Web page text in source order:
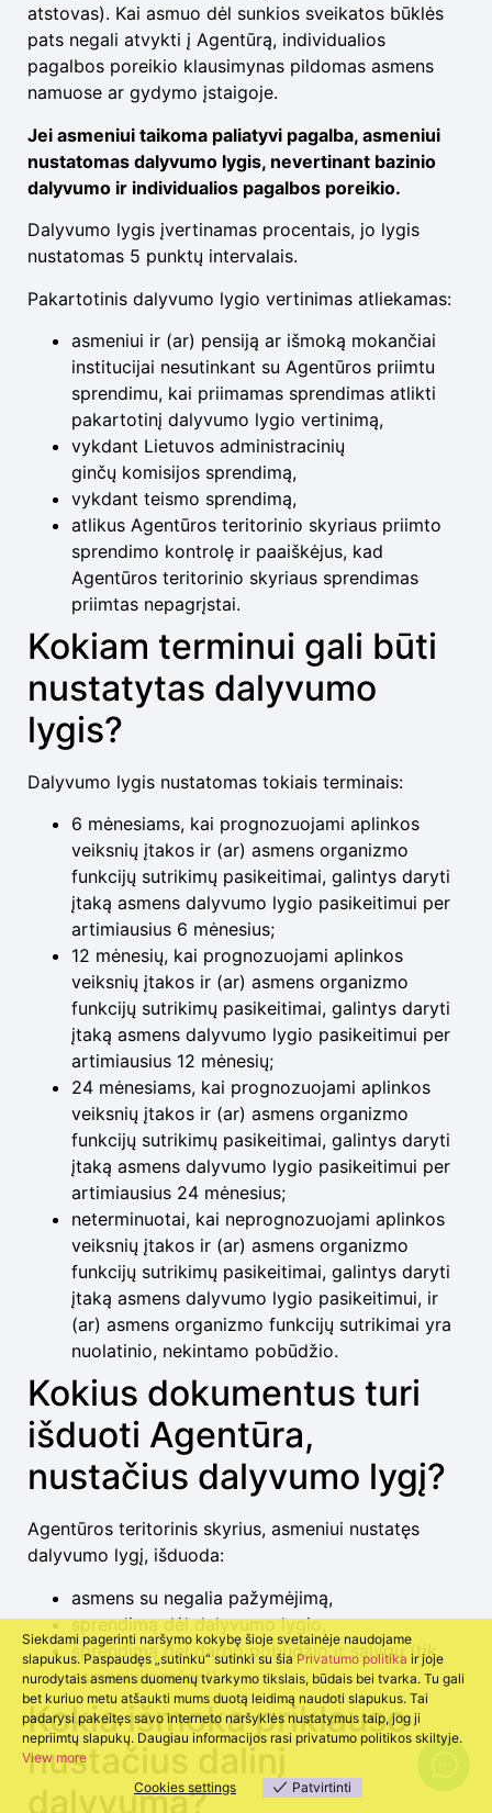
atstovas). Kai asmuo dėl sunkios sveikatos būklės
pats negali atvykti į Agentūrą, individualios
pagalbos poreikio klausimynas pildomas asmens
namuose ar gydymo įstaigoje.
Jei asmeniui taikoma paliatyvi pagalba, asmeniui
nustatomas dalyvumo lygis, nevertinant bazinio
dalyvumo ir individualios pagalbos poreikio.
Dalyvumo lygis įvertinamas procentais, jo lygis
nustatomas 5 punktų intervalais.
Pakartotinis dalyvumo lygio vertinimas atliekamas:
asmeniui ir (ar) pensiją ar išmoką mokančiai
institucijai nesutinkant su Agentūros priimtu
sprendimu, kai priimamas sprendimas atlikti
pakartotinį dalyvumo lygio vertinimą,
vykdant Lietuvos administracinių
ginčų komisijos sprendimą,
vykdant teismo sprendimą,
atlikus Agentūros teritorinio skyriaus priimto
sprendimo kontrolę ir paaiškėjus, kad
Agentūros teritorinio skyriaus sprendimas
priimtas nepagrįstai.
Kokiam terminui gali būti
nustatytas dalyvumo
lygis?
Dalyvumo lygis nustatomas tokiais terminais:
6 mėnesiams, kai prognozuojami aplinkos
veiksnių įtakos ir (ar) asmens organizmo
funkcijų sutrikimų pasikeitimai, galintys daryti
įtaką asmens dalyvumo lygio pasikeitimui per
artimiausius 6 mėnesius;
12 mėnesių, kai prognozuojami aplinkos
veiksnių įtakos ir (ar) asmens organizmo
funkcijų sutrikimų pasikeitimai, galintys daryti
įtaką asmens dalyvumo lygio pasikeitimui per
artimiausius 12 mėnesių;
24 mėnesiams, kai prognozuojami aplinkos
veiksnių įtakos ir (ar) asmens organizmo
funkcijų sutrikimų pasikeitimai, galintys daryti
įtaką asmens dalyvumo lygio pasikeitimui per
artimiausius 24 mėnesius;
neterminuotai, kai neprognozuojami aplinkos
veiksnių įtakos ir (ar) asmens organizmo
funkcijų sutrikimų pasikeitimai, galintys daryti
įtaką asmens dalyvumo lygio pasikeitimui, ir
(ar) asmens organizmo funkcijų sutrikimai yra
nuolatinio, nekintamo pobūdžio.
Kokius dokumentus turi
išduoti Agentūra,
nustačius dalyvumo lygį?
Agentūros teritorinis skyrius, asmeniui nustatęs
dalyvumo lygį, išduoda:
asmens su negalia pažymėjimą,
sprendimą dėl dalyvumo lygio,
sprendimą dėl darbo pobūdžio ir sąlygų (tik
asmeniui prašant).
Kokia išmoka priklauso
nustačius dalinį
dalyvumą?
Siekdami pagerinti naršymo kokybę šioje svetainėje naudojame
slapukus. Paspaudęs „sutinku“ sutinki su šiaPrivatumo politika ir joje
nurodytais asmens duomenų tvarkymo tikslais, būdais bei tvarka. Tu gali
bet kuriuo metu atšaukti mums duotą leidimą naudoti slapukus. Tai
padarysi pakeitęs savo interneto naršyklės nustatymus taip, jog ji
nepriimtų slapukų. Daugiau informacijos rasi privatumo politikos skiltyje.
View more
Cookies settings
Patvirtinti